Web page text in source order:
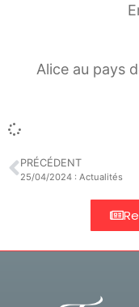
Alice au pays
PRÉCÉDENT
25/04/2024 : Actualités